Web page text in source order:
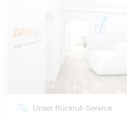
Unser Rückruf-Service